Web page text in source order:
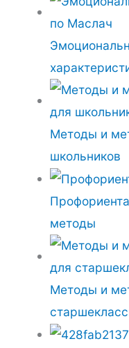
Методы и
школьников
методы
Методы и